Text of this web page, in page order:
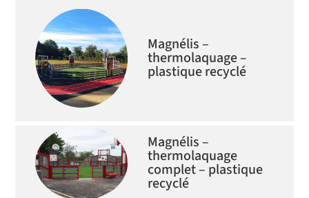
Magnélis –
thermolaquage –
plastique recyclé
Magnélis –
thermolaquage
complet – plastique
recyclé